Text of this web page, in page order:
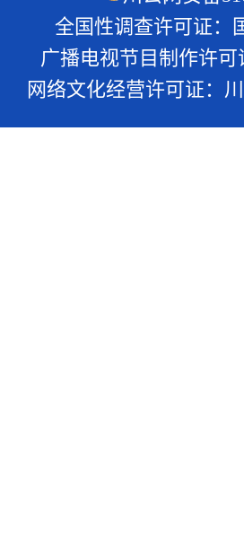
全国性调查许可证：
广播电视节目制作许可
网络文化经营许可证：